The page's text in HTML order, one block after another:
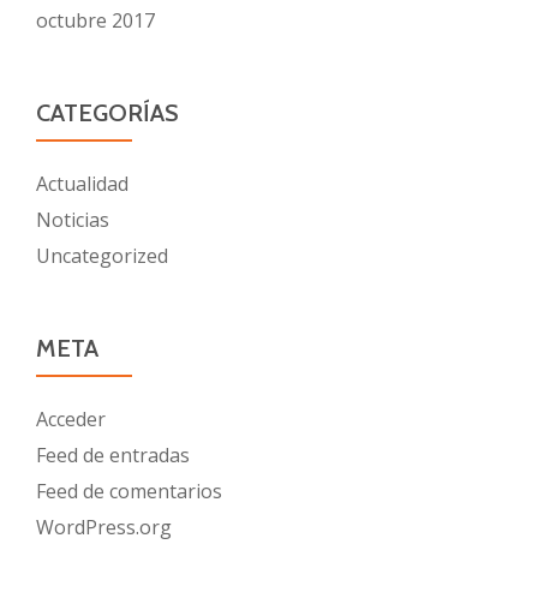
octubre 2017
CATEGORÍAS
Actualidad
Noticias
Uncategorized
META
Acceder
Feed de entradas
Feed de comentarios
WordPress.org